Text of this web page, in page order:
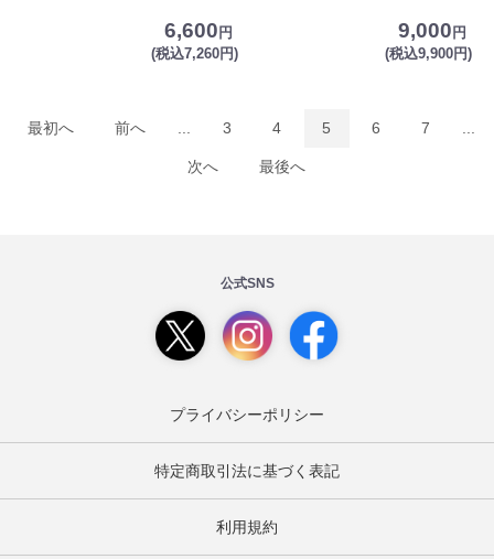
6,600 円
(税込7,260円)
9,000 円
(税込9,900円)
最初へ 前へ 3 4 5 6 7
次へ 最後へ
公式SNS
プライバシーポリシー
特定商取引法に基づく表記
利用規約